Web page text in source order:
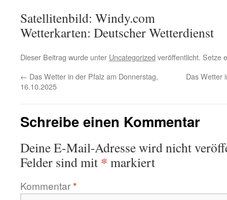
Satellitenbild: Windy.com
Wetterkarten: Deutscher Wetterdienst
Dieser Beitrag wurde unter Uncategorized veröffentlicht. Setze
← Das Wetter in der Pfalz am Donnerstag,
16.10.2025
Das Wetter
Schreibe einen Kommentar
Deine E-Mail-Adresse wird nicht
Felder sind mit * markiert
Kommentar*